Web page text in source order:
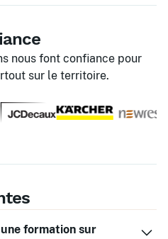
nous font confiance pour
sur le territoire.
formation sur